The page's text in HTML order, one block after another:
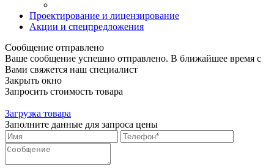
Проектирование и лицензирование
Акции и спецпредложения
Сообщение отправлено
Ваше сообщение успешно отправлено. В ближайшее время с
Вами свяжется наш специалист
Закрыть окно
Запросить стоимость товара
Загрузка товара
Заполните данные для запроса цены